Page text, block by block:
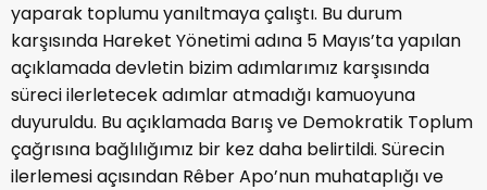
yaparak toplumu yanıltmaya çalıştı. Bu durum
karşısında Hareket Yönetimi adına 5 Mayıs’ta yapılan
açıklamada devletin bizim adımlarımız karşısında
süreci ilerletecek adımlar atmadığı kamuoyuna
duyuruldu. Bu açıklamada Barış ve Demokratik Toplum
çağrısına bağlılığımız bir kez daha belirtildi. Sürecin
ilerlemesi açısından Rêber Apo’nun muhataplığı ve